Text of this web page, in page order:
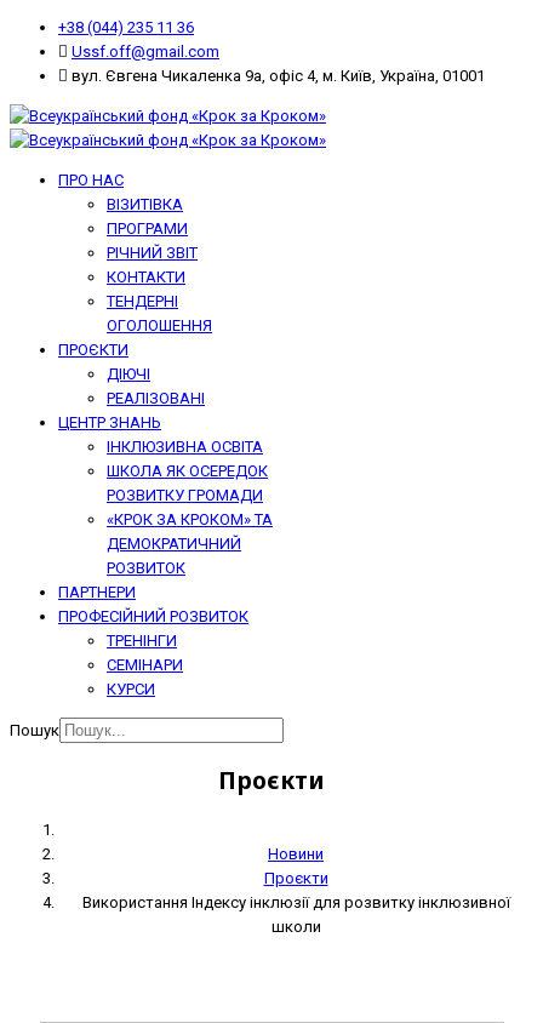
+38 (044) 235 11 36
Ussf.off@gmail.com
вул. Євгена Чикаленка 9а, офіс 4, м. Київ, Україна, 01001
ПРО НАС
ВІЗИТІВКА
ПРОГРАМИ
РІЧНИЙ ЗВІТ
КОНТАКТИ
ТЕНДЕРНІ
ОГОЛОШЕННЯ
ПРОЄКТИ
ДІЮЧІ
РЕАЛІЗОВАНІ
ЦЕНТР ЗНАНЬ
ІНКЛЮЗИВНА ОСВІТА
ШКОЛА ЯК ОСЕРЕДОК
РОЗВИТКУ ГРОМАДИ
«КРОК ЗА КРОКОМ» ТА
ДЕМОКРАТИЧНИЙ
РОЗВИТОК
ПАРТНЕРИ
ПРОФЕСІЙНИЙ РОЗВИТОК
ТРЕНІНГИ
СЕМІНАРИ
КУРСИ
Пошук
Проєкти
Новини
Проєкти
Використання Індексу інклюзії для розвитку інклюзивної
школи